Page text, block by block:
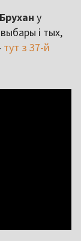
у
і тых,
тут з 37-й